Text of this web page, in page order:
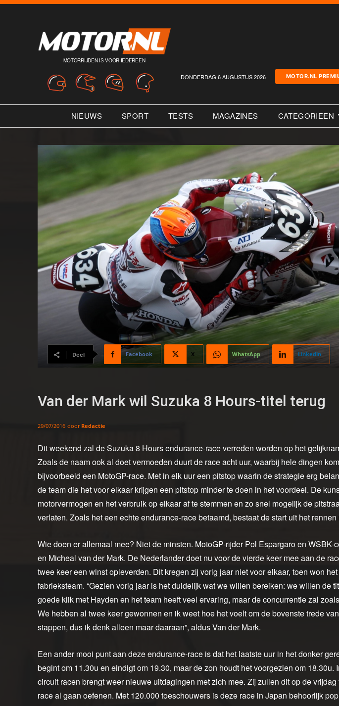
MOTORRIJDEN IS VOOR IEDEREEN
DONDERDAG 6 AUGUSTUS 2026 MOTOR.NL
NIEUWS SPORT TESTS MAGAZINES CATEGORIEEN
Deel Facebook X WhatsApp Linkedin
Van der Mark wil Suzuka 8 Hours-titel terug
29/07/2016 door Redactie
Dit weekend zal de Suzuka 8 Hours endurance-race verreden worden op het
Zoals de naam ook al doet vermoeden duurt de race acht uur, waarbij hele dingen
bijvoorbeeld een MotoGP-race. Met in elk uur een pitstop waarin de strategie erg
de team die het voor elkaar krijgen een pitstop minder te doen in het voordeel. De
motorvermogen en het verbruik op elkaar af te stemmen en zo snel mogelijk de
verlaten. Zoals het een echte endurance-race betaamd, bestaat de start uit het rennen
Wie doen er allemaal mee? Niet de minsten. MotoGP-rijder Pol Espargaro en WSBK-
en Micheal van der Mark. De Nederlander doet nu voor de vierde keer mee aan de
twee keer een winst opleverden. Dit kregen zij vorig jaar niet voor elkaar, toen won
fabrieksteam. “Gezien vorig jaar is het duidelijk wat we willen bereiken: we willen de
goede klik met Hayden en het team heeft veel ervaring, maar de concurrentie zal
We hebben al twee keer gewonnen en ik weet hoe het voelt om de bovenste trede
stappen, dus ik denk alleen maar daaraan”, aldus Van der Mark.
Een ander mooi punt aan deze endurance-race is dat het laatste uur in het donker
begint om 11.30u en eindigt om 19.30, maar de zon houdt het voorgezien om 18.30u.
circuit racen brengt weer nieuwe uitdagingen met zich mee. Zij zullen dit op de
race al gaan oefenen. Met 120.000 toeschouwers is deze race in Japan behoorlijk